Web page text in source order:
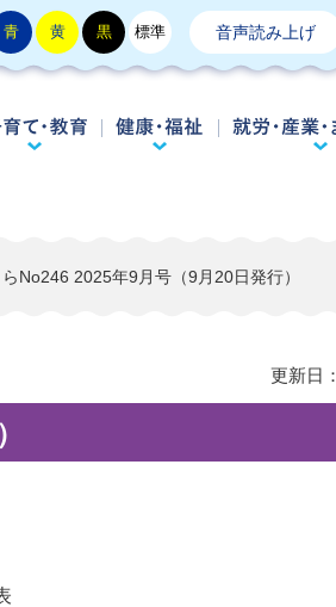
青 黄 黒 標準 音声読み上げ
し・手続き子育て・教育 健康・福祉
No246 2025年9月号（9月20日発行）
更新日：